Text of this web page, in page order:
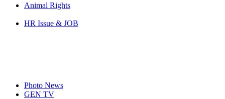
Animal Rights
HR Issue & JOB
Photo News
GEN TV